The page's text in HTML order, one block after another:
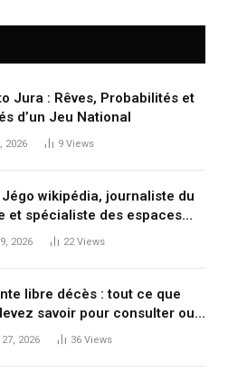
Jura : Rêves, Probabilités et
d’un Jeu National
2026 9 Views
Jégo wikipédia, journaliste du
et spécialiste des espaces
: ce que révèle (et
2026 22Views
libre décès : tout ce que
savoir pour consulter ou
un avis de décès
2026 36 Views